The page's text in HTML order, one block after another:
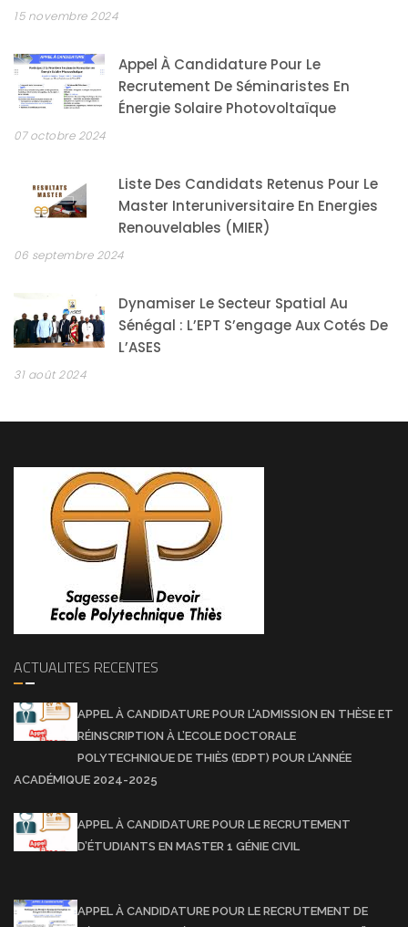
15 novembre 2024
Appel À Candidature Pour Le
Recrutement De Séminaristes En
Énergie Solaire Photovoltaïque
07 octobre 2024
Liste Des Candidats Retenus Pour Le
Master Interuniversitaire En Energies
Renouvelables (MIER)
06 septembre 2024
Dynamiser Le Secteur Spatial Au
Sénégal : L’EPT S’engage Aux Cotés De
L’ASES
31 août 2024
ACTUALITES RECENTES
APPEL À CANDIDATURE POUR L’ADMISSION EN THÈSE ET
RÉINSCRIPTION À L’ECOLE DOCTORALE
POLYTECHNIQUE DE THIÈS (EDPT) POUR L’ANNÉE
ACADÉMIQUE 2024-2025
APPEL À CANDIDATURE POUR LE RECRUTEMENT
D’ÉTUDIANTS EN MASTER 1 GÉNIE CIVIL
APPEL À CANDIDATURE POUR LE RECRUTEMENT DE